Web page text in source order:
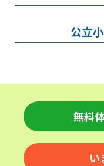
公立
無料
い